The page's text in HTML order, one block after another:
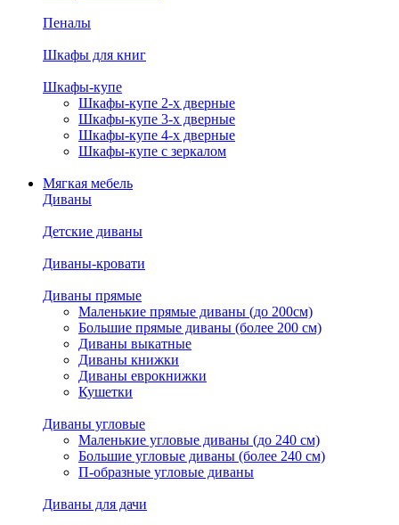
Пеналы
Шкафы для книг
Шкафы-купе
Шкафы-купе 2-х дверные
Шкафы-купе 3-х дверные
Шкафы-купе 4-х дверные
Шкафы-купе с зеркалом
Мягкая мебель
Диваны
Детские диваны
Диваны-кровати
Диваны прямые
Маленькие прямые диваны (до 200см)
Большие прямые диваны (более 200 см)
Диваны выкатные
Диваны книжки
Диваны еврокнижки
Кушетки
Диваны угловые
Маленькие угловые диваны (до 240 см)
Большие угловые диваны (более 240 см)
П-образные угловые диваны
Диваны для дачи